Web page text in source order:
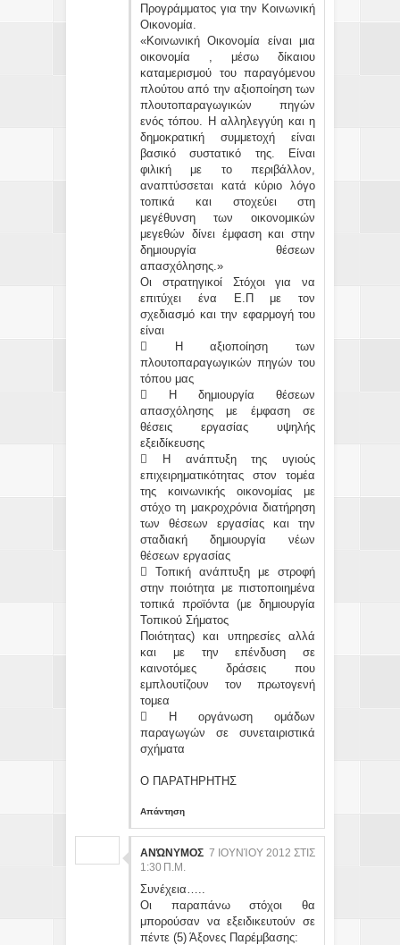
Προγράμματος για την Κοινωνική
Οικονομία.
«Κοινωνική Οικονομία είναι μια
οικονομία , μέσω δίκαιου
καταμερισμού του παραγόμενου
πλούτου από την αξιοποίηση των
πλουτοπαραγωγικών πηγών
ενός τόπου. Η αλληλεγγύη και η
δημοκρατική συμμετοχή είναι
βασικό συστατικό της. Είναι
φιλική με το περιβάλλον,
αναπτύσσεται κατά κύριο λόγο
τοπικά και στοχεύει στη
μεγέθυνση των οικονομικών
μεγεθών δίνει έμφαση και στην
δημιουργία θέσεων
απασχόλησης.»
Οι στρατηγικοί Στόχοι για να
επιτύχει ένα Ε.Π με τον
σχεδιασμό και την εφαρμογή του
είναι
 Η αξιοποίηση των
πλουτοπαραγωγικών πηγών του
τόπου μας
 Η δημιουργία θέσεων
απασχόλησης με έμφαση σε
θέσεις εργασίας υψηλής
εξειδίκευσης
 Η ανάπτυξη της υγιούς
επιχειρηματικότητας στον τομέα
της κοινωνικής οικονομίας με
στόχο τη μακροχρόνια διατήρηση
των θέσεων εργασίας και την
σταδιακή δημιουργία νέων
θέσεων εργασίας
 Τοπική ανάπτυξη με στροφή
στην ποιότητα με πιστοποιημένα
τοπικά προϊόντα (με δημιουργία
Τοπικού Σήματος
Ποιότητας) και υπηρεσίες αλλά
και με την επένδυση σε
καινοτόμες δράσεις που
εμπλουτίζουν τον πρωτογενή
τομεα
 Η οργάνωση ομάδων
παραγωγών σε συνεταιριστικά
σχήματα
Ο ΠΑΡΑΤΗΡΗΤΗΣ
Απάντηση
ΑΝΏΝΥΜΟΣ 7 ΙΟΥΝΊΟΥ 2012 ΣΤΙΣ
1:30 Π.Μ.
Συνέχεια…..
Οι παραπάνω στόχοι θα
μπορούσαν να εξειδικευτούν σε
πέντε (5) Άξονες Παρέμβασης: